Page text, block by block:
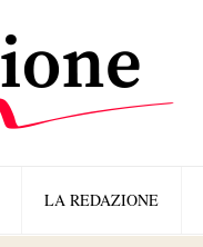
LA REDAZIONE